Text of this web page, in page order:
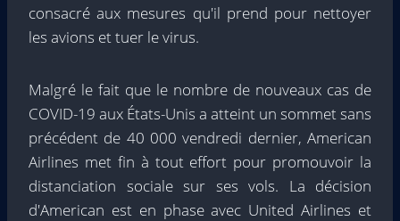
consacré aux mesures qu'il prend pour nettoyer
les avions et tuer le virus.
Malgré le fait que le nombre de nouveaux cas de
COVID-19 aux États-Unis a atteint un sommet sans
précédent de 40 000 vendredi dernier, American
Airlines met fin à tout effort pour promouvoir la
distanciation sociale sur ses vols. La décision
d'American est en phase avec United Airlines et